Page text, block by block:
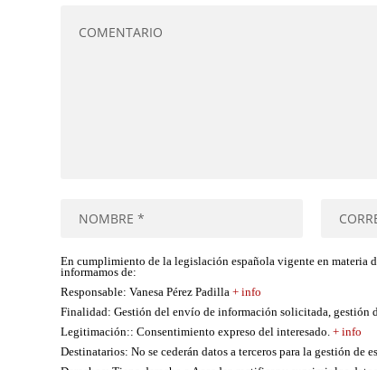
En cumplimiento de la legislación española vigente en materia
informamos de:
Responsable: Vanesa Pérez Padilla+ info
Finalidad: Gestión del envío de información solicitada, gestión
Legitimación:: Consentimiento expreso del interesado.+ info
Destinatarios: No se cederán datos a terceros para la gestión de